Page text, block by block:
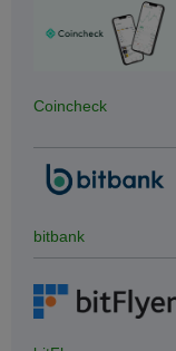
Coincheck
bitbank